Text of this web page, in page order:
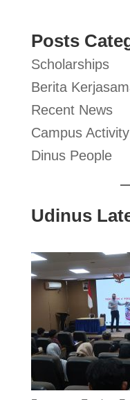
Posts
Scholarships
Berita
Recent News
Campus Activity
Dinus People
Udinus